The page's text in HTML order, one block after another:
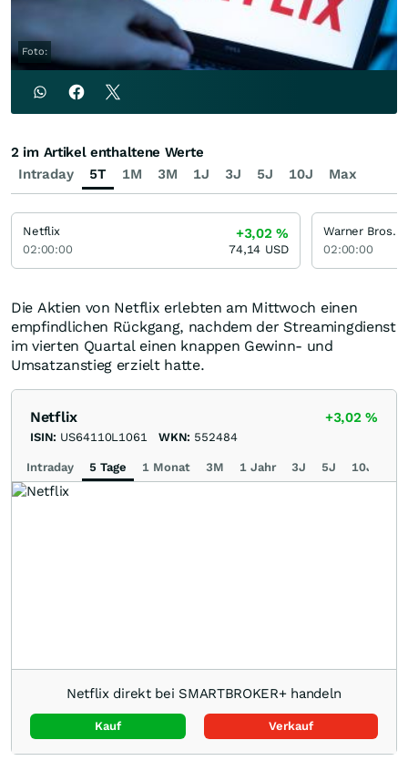
Foto:
Die Aktien von Netflix erlebten am Mittwoch einen
empfindlichen Rückgang, nachdem der Streamingdienst
im vierten Quartal einen knappen Gewinn- und
Umsatzanstieg erzielt hatte.
Netflix +3,02%
ISIN: US64110L1061 WKN: 552484
Intraday 5 Tage 1 Monat 3M 1 Jahr 3J 5J 10J
Netflix direkt bei SMARTBROKER+ handeln
Kauf Verkauf
Intraday 5T 1M 3M 1J 3J 5J 10J Max
2 im Artikel enthaltene Werte
Netflix
02:00:00
+3,02%
74,14 USD 02:00:00